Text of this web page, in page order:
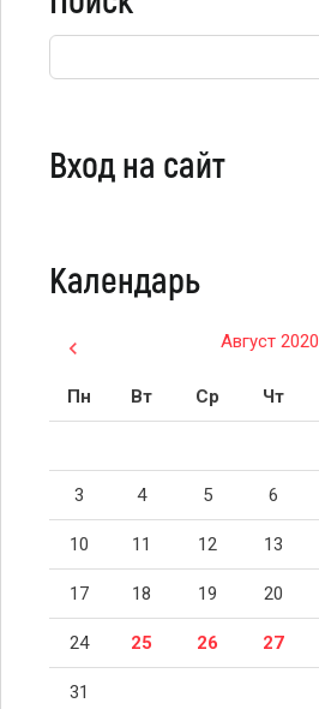
Вход на сайт
Календарь
Август 2020
Пн Вт Ср Чт
3 4 5 6
10 11 12 13
17 18 19 20
24 25 26 27
31